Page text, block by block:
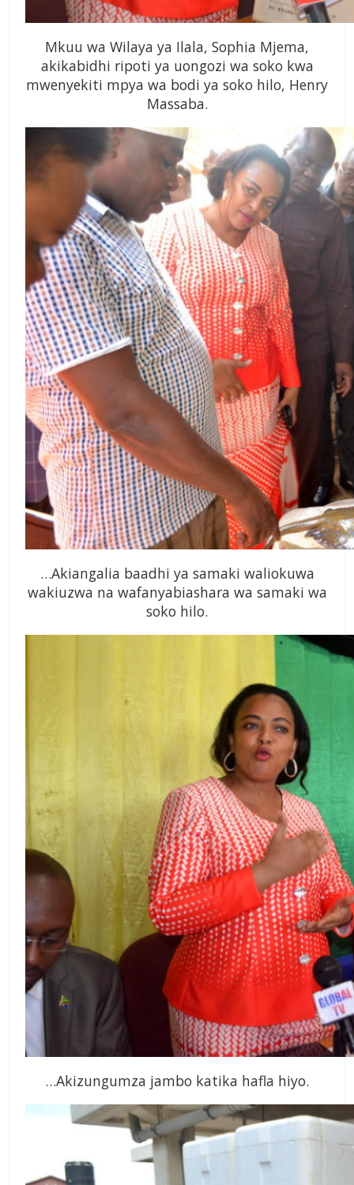
Mkuu wa Wilaya ya Ilala, Sophia Mjema,
akikabidhi ripoti ya uongozi wa soko kwa
mwenyekiti mpya wa bodi ya soko hilo, Henry
Massaba.
…Akiangalia baadhi ya samaki waliokuwa
wakiuzwa na wafanyabiashara wa samaki wa
soko hilo.
…Akizungumza jambo katika hafla hiyo.